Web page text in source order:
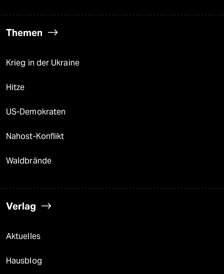
Themen
Krieg in der Ukraine
Hitze
US-Demokraten
Nahost-Konflikt
Waldbrände
Verlag
Aktuelles
Hausblog